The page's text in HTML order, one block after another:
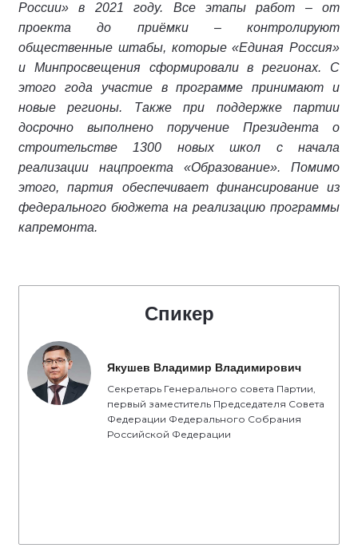
России» в 2021 году. Все этапы работ – от
проекта до приёмки – контролируют
общественные штабы, которые «Единая Россия»
и Минпросвещения сформировали в регионах. С
этого года участие в программе принимают и
новые регионы. Также при поддержке партии
досрочно выполнено поручение Президента о
строительстве 1300 новых школ с начала
реализации нацпроекта «Образование». Помимо
этого, партия обеспечивает финансирование из
федерального бюджета на реализацию программы
капремонта.
Спикер
Якушев Владимир Владимирович
Секретарь Генерального совета Партии,
первый заместитель Председателя Совета
Федерации Федерального Собрания
Российской Федерации